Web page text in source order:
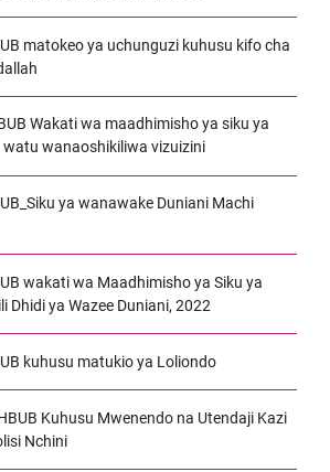
matokeo ya uchunguzi kuhusu kifo cha
Wakati wa maadhimisho ya siku ya
wanaoshikiliwa vizuizini
ya wanawake Duniani Machi
wakati wa Maadhimisho ya Siku ya
Dhidi ya Wazee Duniani, 2022
kuhusu matukio ya Loliondo
Kuhusu Mwenendo na Utendaji Kazi
Nchini